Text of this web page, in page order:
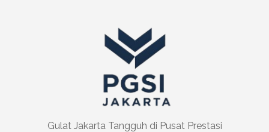
Gulat Jakarta Tangguh di Pusat Prestasi